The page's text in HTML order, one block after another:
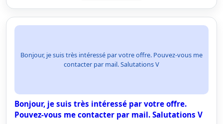
Bonjour, je suis très intéressé par votre offre. Pouvez-vous me
contacter par mail. Salutations V
Bonjour, je suis très intéressé par votre offre.
Pouvez-vous me contacter par mail. Salutations V